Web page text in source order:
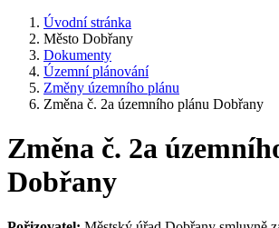
Úvodní stránka
Město Dobřany
Dokumenty
Územní plánování
Změny územního plánu
Změna č. 2a územního plánu Dobřany
Změna č. 2a
Dobřany